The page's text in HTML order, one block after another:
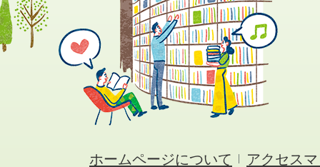
ホームページについて アクセス